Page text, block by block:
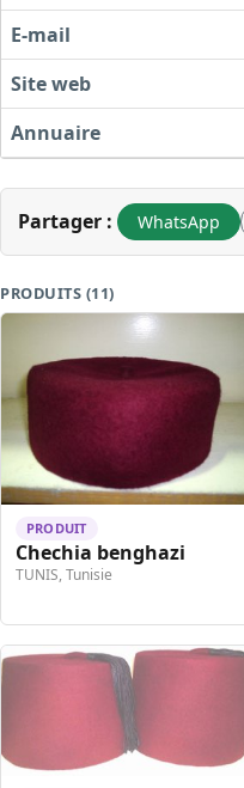
E-mail
Site web
Annuaire
Partager : WhatsApp
PRODUITS (11)
PRODUIT
Chechia benghazi
TUNIS, Tunisie